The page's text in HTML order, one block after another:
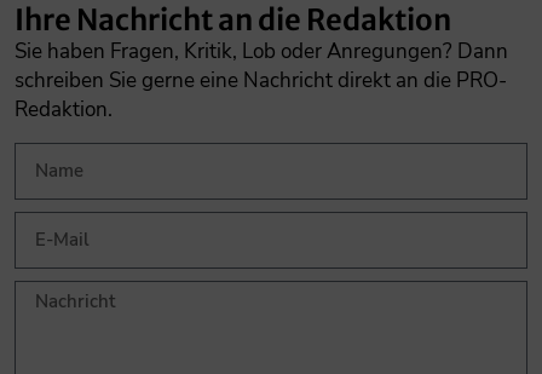
Ihre Nachricht an die Redaktion
Sie haben Fragen, Kritik, Lob oder Anregungen? Dann
schreiben Sie gerne eine Nachricht direkt an die PRO-
Redaktion.